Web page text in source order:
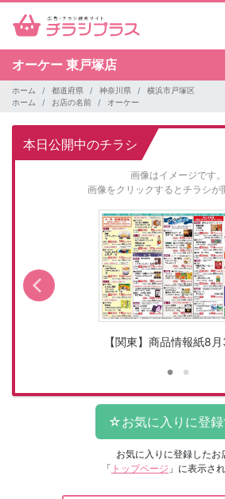
オーケー 東戸塚店
ホーム 都道府県 神奈川県
横浜市戸塚区
ホーム
お店の名前 オーケー
本日公開中のチラシ
画像はイメージです。
画像をクリックするとチラシが
【関東】商品情報紙8
お気に入りに登録したお
「 トップページ 」に表示さ